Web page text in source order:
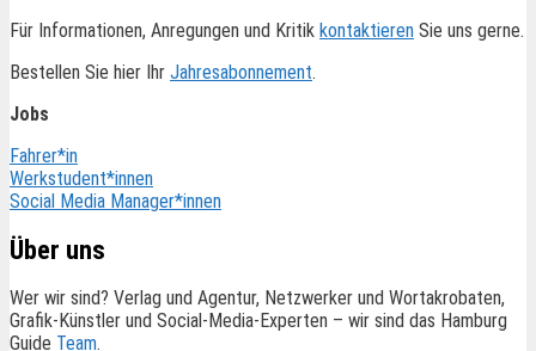
Für Informationen, Anregungen und Kritik kontaktieren Sie uns gerne.
Bestellen Sie hier Ihr Jahresabonnement.
Jobs
Fahrer*in
Werkstudent*innen
Social Media Manager*innen
Über uns
Wer wir sind? Verlag und Agentur, Netzwerker und Wortakrobaten,
Grafik-Künstler und Social-Media-Experten – wir sind das Hamburg
Guide Team.